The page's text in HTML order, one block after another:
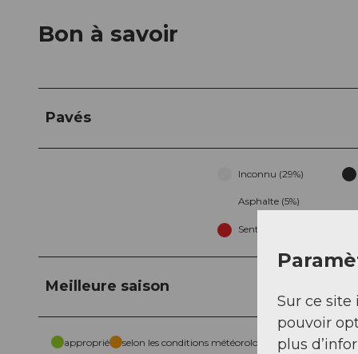
Bon à savoir
Pavés
Inconnu (29%)
Asphalte (5%)
Sentier (59%)
Meilleure saison
approprié selon les conditions météorologiques
Sur ce site
pouvoir
plus